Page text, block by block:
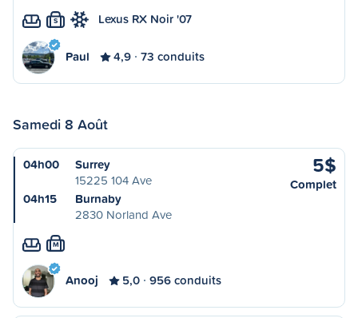
S Lexus RX Noir '07
Paul 4,9 73 conduits
Samedi 8 Août
04h00
Surrey
15225 104 Ave
04h15
Burnaby
2830 Norland Ave
5$
Complet
M
Anooj 5,0 956 conduits